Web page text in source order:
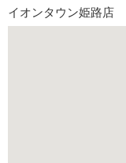
イオンタウン姫路店